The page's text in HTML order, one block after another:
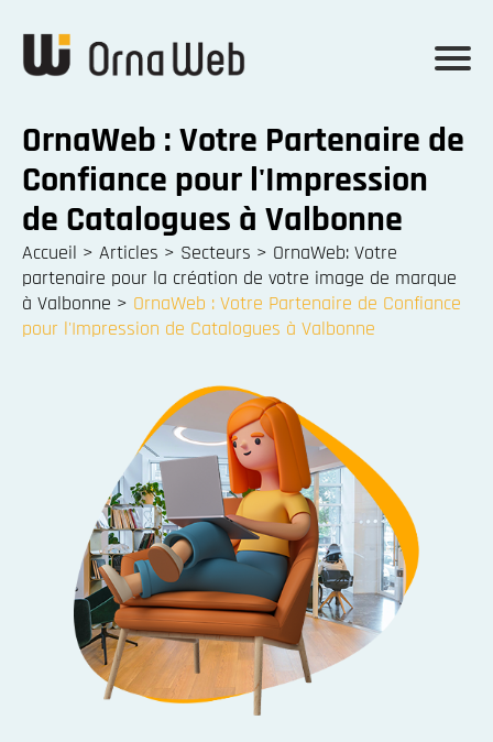
OrnaWeb : Votre Partenaire de
Confiance pour l'Impression
de Catalogues à Valbonne
Accueil > Articles > Secteurs > OrnaWeb: Votre
partenaire pour la création de votre image de marque
à Valbonne > OrnaWeb : Votre Partenaire de Confiance
pour l'Impression de Catalogues à Valbonne